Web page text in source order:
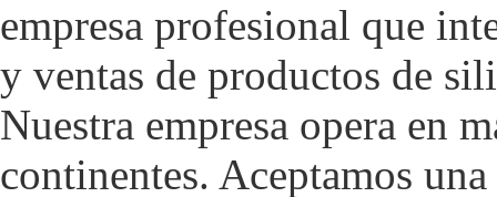
empresa profesional que
y ventas de productos de
Nuestra empresa opera en
continentes. Aceptamos